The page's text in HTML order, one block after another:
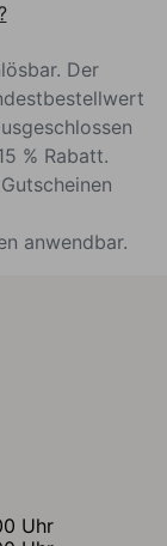
Der
% Rabatt.
anwendbar.
Uhr